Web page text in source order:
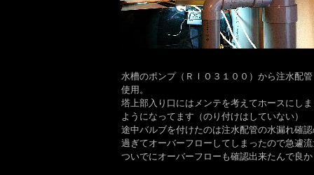
水槽のポンプ（ＲＩＯ３１００）から注水配
使用。
塔上部入り口にはメンテを考えてホースにし
ようになってます（のり付けはしていない）
途中バルブを付けたのは注水配管の水漏れ確
過ぎてオーバーフローしてしまったので急遽
ついでにオーバーフローも確認出来たんで良